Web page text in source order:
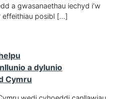
a gwasanaethau iechyd i’w
effeithiau posibl […]
a dylunio
Cymru